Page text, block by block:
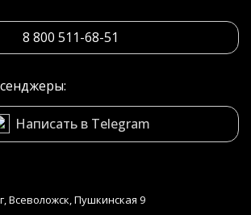
8 800 511-68-51
Написать в Telegram
Всеволожск, Пушкинская 9